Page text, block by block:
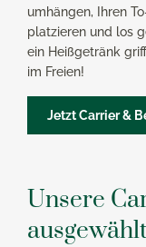
umhängen, Ihren
platzieren und los
ein Heißgetränk
im Freien!
Jetzt Carrier &
Unsere
ausgewählt